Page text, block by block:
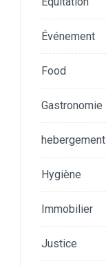
Événement
Food
Gastronomie
hebergement
Hygiène
Immobilier
Justice